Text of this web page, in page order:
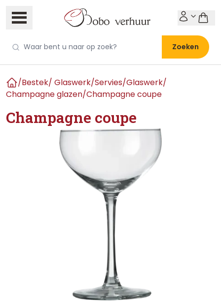
Zoeken
Home
/Bestek/ Glaswerk/Servies/Glaswerk/
Champagne glazen/Champagne coupe
Champagne coupe